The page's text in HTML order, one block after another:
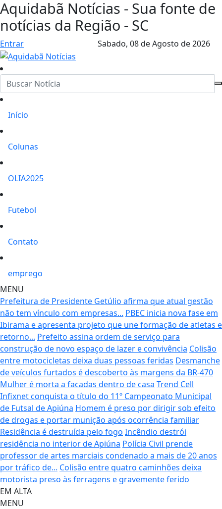
Aquidabã Notícias - Sua fonte de
notícias da Região - SC
Entrar Sabado, 08 de Agosto de 2026
Início
Colunas
OLIA2025
Futebol
Contato
emprego
MENU
Prefeitura de Presidente Getúlio afirma que atual gestão
não tem vínculo com empresas... PBEC inicia nova fase em
Ibirama e apresenta projeto que une formação de atletas e
retorno... Prefeito assina ordem de serviço para
construção de novo espaço de lazer e convivência Colisão
entre motocicletas deixa duas pessoas feridas Desmanche
de veículos furtados é descoberto às margens da BR-470
Mulher é morta a facadas dentro de casa Trend Cell
Infixnet conquista o título do 11º Campeonato Municipal
de Futsal de Apiúna Homem é preso por dirigir sob efeito
de drogas e portar munição após ocorrência familiar
Residência é destruída pelo fogo Incêndio destrói
residência no interior de Apiúna Polícia Civil prende
professor de artes marciais condenado a mais de 20 anos
por tráfico de... Colisão entre quatro caminhões deixa
motorista preso às ferragens e gravemente ferido
EM ALTA
MENU